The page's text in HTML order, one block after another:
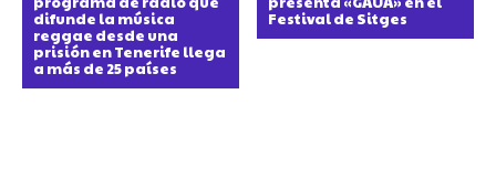
difunde la música
reggae desde una
prisión en Tenerife llega
a más de 25 países
Festival de Sitges